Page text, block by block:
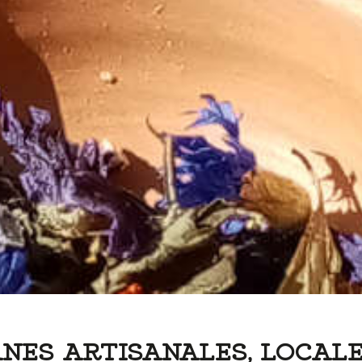
ARTISANALES,